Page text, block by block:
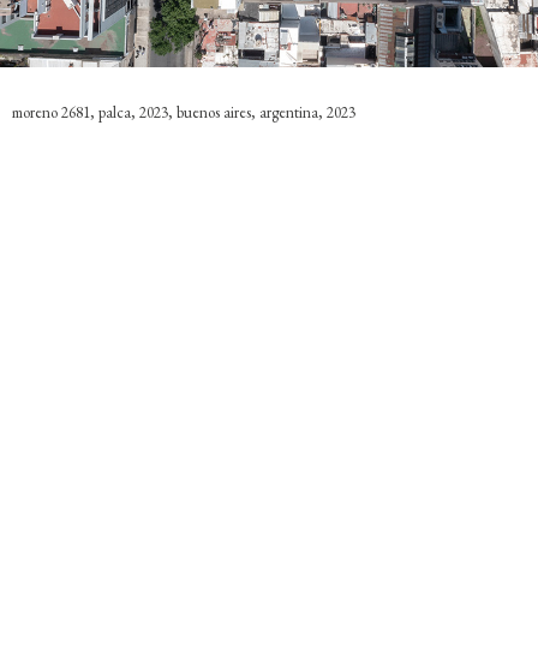
moreno 2681, palca, 2023, buenos aires, argentina, 2023